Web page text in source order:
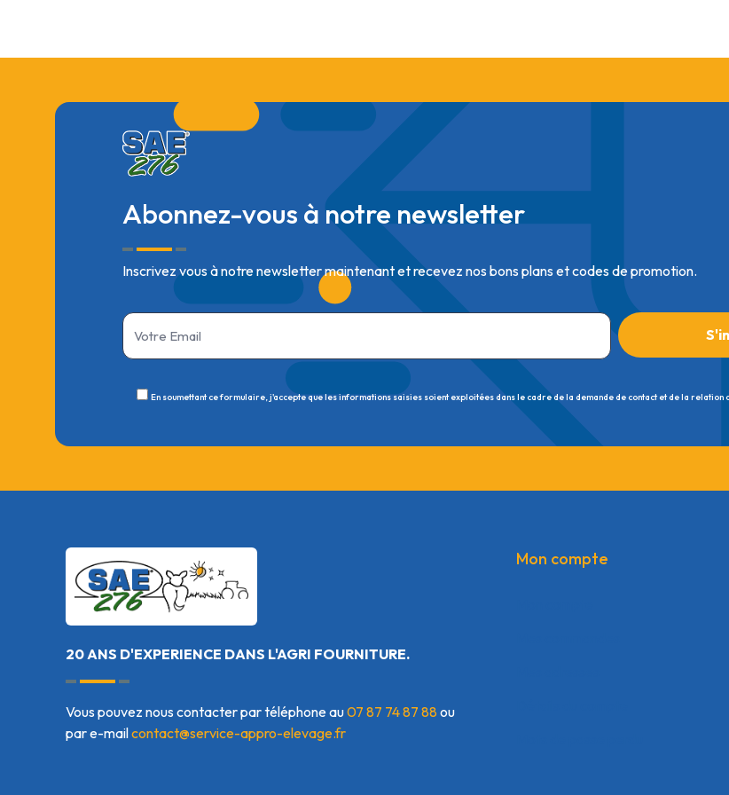
Abonnez-vous à notre newsletter
Inscrivez vous à notre newsletter maintenant et recevez nos bons plans et codes de promotion.
En soumettant ce formulaire, j'accepte que les informations saisies soient exploitées dans le cadre de la demande de contact et de la relation
20 ANS D'EXPERIENCE DANS L'AGRI FOURNITURE.
Vous pouvez nous contacter par téléphone au07 87 74 87 88 ou
par e-mailcontact@service-appro-elevage.fr
Mon compte